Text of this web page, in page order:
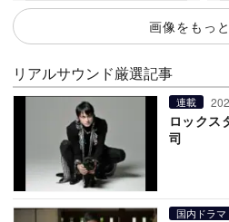
画像をもっ
リアルサウンド厳選記事
連載
ロックス
司
国内ドラマ